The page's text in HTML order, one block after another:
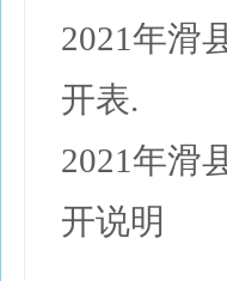
2021年滑
开表.
2021年滑
开说明